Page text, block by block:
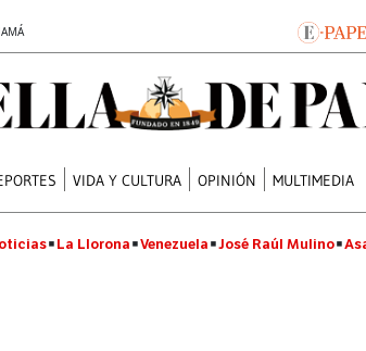
VIDA Y CULTURA OPINIÓN MULTIMEDIA
La Llorona Venezuela José Raúl Mulino